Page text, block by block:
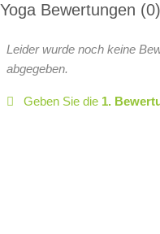
Yoga Bewertungen 0
Leider wurde noch keine
abgegeben.
Geben Sie die 1.